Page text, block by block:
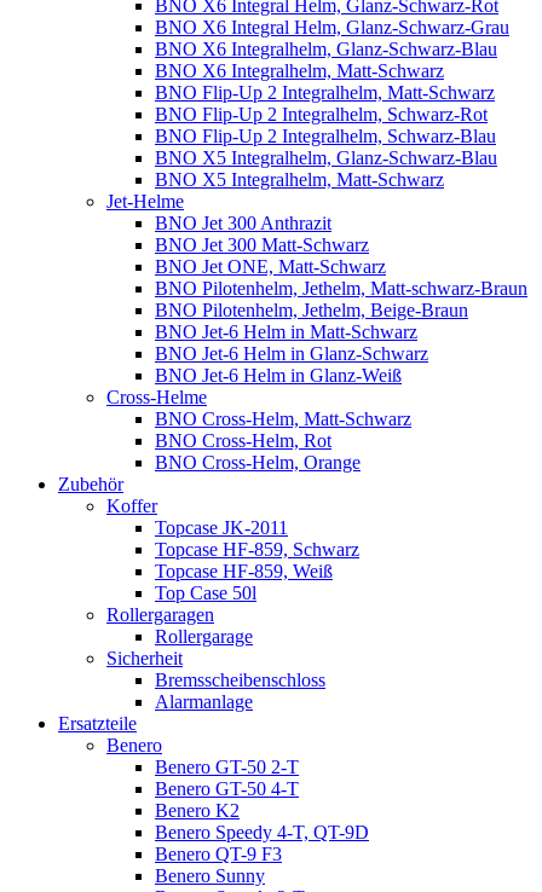
BNO X6 Integral Helm, Glanz-Schwarz-Rot
BNO X6 Integral Helm, Glanz-Schwarz-Grau
BNO X6 Integralhelm, Glanz-Schwarz-Blau
BNO X6 Integralhelm, Matt-Schwarz
BNO Flip-Up 2 Integralhelm, Matt-Schwarz
BNO Flip-Up 2 Integralhelm, Schwarz-Rot
BNO Flip-Up 2 Integralhelm, Schwarz-Blau
BNO X5 Integralhelm, Glanz-Schwarz-Blau
BNO X5 Integralhelm, Matt-Schwarz
Jet-Helme
BNO Jet 300 Anthrazit
BNO Jet 300 Matt-Schwarz
BNO Jet ONE, Matt-Schwarz
BNO Pilotenhelm, Jethelm, Matt-schwarz-Braun
BNO Pilotenhelm, Jethelm, Beige-Braun
BNO Jet-6 Helm in Matt-Schwarz
BNO Jet-6 Helm in Glanz-Schwarz
BNO Jet-6 Helm in Glanz-Weiß
Cross-Helme
BNO Cross-Helm, Matt-Schwarz
BNO Cross-Helm, Rot
BNO Cross-Helm, Orange
Zubehör
Koffer
Topcase JK-2011
Topcase HF-859, Schwarz
Topcase HF-859, Weiß
Top Case 50l
Rollergaragen
Rollergarage
Sicherheit
Bremsscheibenschloss
Alarmanlage
Ersatzteile
Benero
Benero GT-50 2-T
Benero GT-50 4-T
Benero K2
Benero Speedy 4-T, QT-9D
Benero QT-9 F3
Benero Sunny